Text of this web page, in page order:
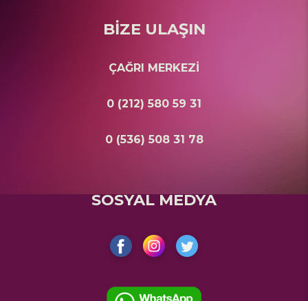
BİZE ULAŞIN
ÇAĞRI MERKEZİ
0 (212) 580 59 31
0 (536) 508 31 78
SOSYAL MEDYA